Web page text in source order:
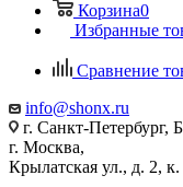
Корзина0
Избранные
Сравнение
info@shonx.ru
г. Санкт-Петербург,
г. Москва,
Крылатская ул., д. 2,